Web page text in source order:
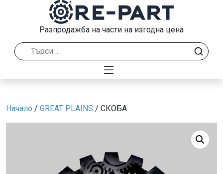
Разпродажба на части на изгодна цена
Начало / GREAT PLAINS / СКОБА